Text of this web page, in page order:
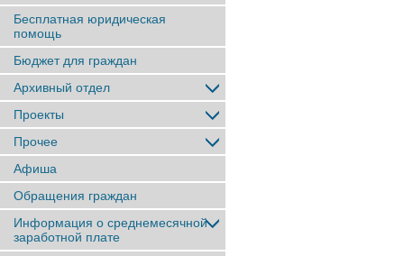
Бесплатная юридическая
помощь
Бюджет для граждан
Архивный отдел
Проекты
Прочее
Афиша
Обращения граждан
Информация о среднемесячной
заработной плате